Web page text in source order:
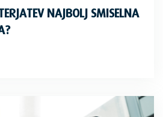
NAJBOLJ SMISELNA